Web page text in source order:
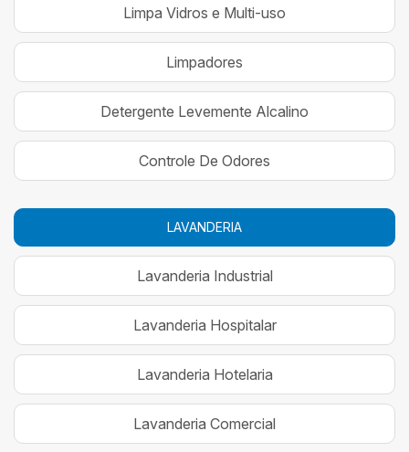
Limpa Vidros e Multi-uso
Limpadores
Detergente Levemente Alcalino
Controle De Odores
LAVANDERIA
Lavanderia Industrial
Lavanderia Hospitalar
Lavanderia Hotelaria
Lavanderia Comercial